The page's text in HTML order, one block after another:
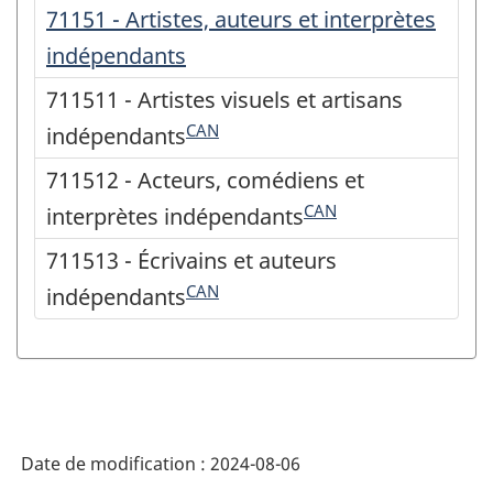
71151 - Artistes, auteurs et interprètes
indépendants
711511 - Artistes visuels et artisans
indépendantsCAN
711512 - Acteurs, comédiens et
interprètes indépendantsCAN
711513 - Écrivains et auteurs
indépendantsCAN
Date de modification : 2024-08-06